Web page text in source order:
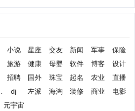
小说 星座 交友 新闻 军事
保险
旅游 健康 母婴 软件 博客
设计
招聘 国外 珠宝 起名 农业
直播
dj 左派 海淘 装修 商业
电影
元宇宙